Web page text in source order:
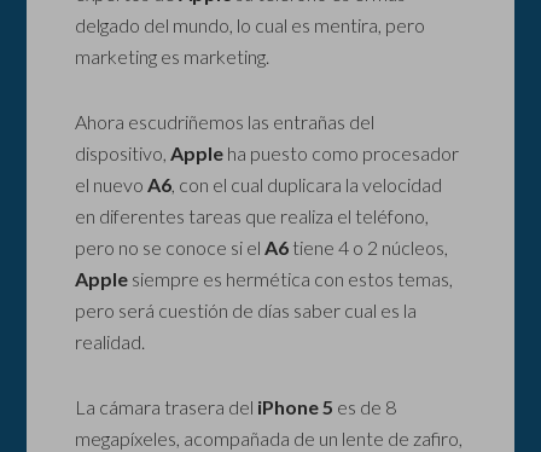
delgado del mundo, lo cual es mentira, pero
marketing es marketing.
Ahora escudriñemos las entrañas del
dispositivo,Apple ha puesto como procesador
el nuevoA6, con el cual duplicara la velocidad
en diferentes tareas que realiza el teléfono,
pero no se conoce si el A6 tiene 4 o 2 núcleos,
Apple siempre es hermética con estos temas,
pero será cuestión de días saber cual es la
realidad.
La cámara trasera del iPhone 5 es de 8
megapíxeles, acompañada de un lente de zafiro,